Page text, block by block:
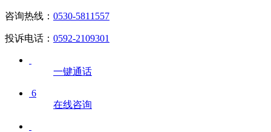
咨询热线： 0530-5811557
投诉电话： 0592-2109301
一键通话
6
在线咨询